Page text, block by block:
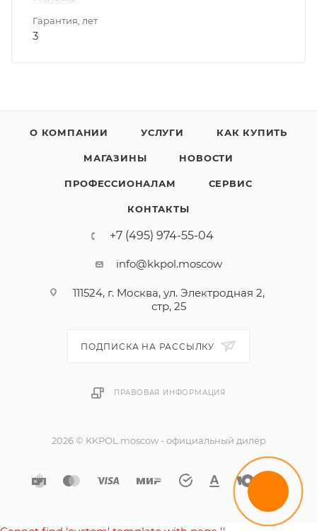
Гарантия, лет
3
О КОМПАНИИ УСЛУГИ КАК КУПИТЬ
МАГАЗИНЫ НОВОСТИ
ПРОФЕССИОНАЛАМ СЕРВИС
КОНТАКТЫ
+7 (495) 974-55-04
info@kkpol.moscow
111524, г. Москва, ул. Электродная 2,
стр, 25
ПОДПИСКА НА РАССЫЛКУ
ПРАВОВАЯ ИНФОРМАЦИЯ
2026 © KKPOL.moscow - официальный дилер